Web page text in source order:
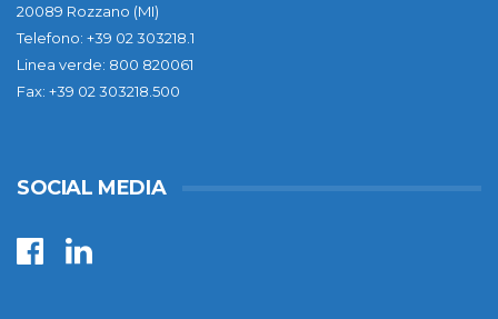
20089 Rozzano (MI)
Telefono: +39 02 303218.1
Linea verde: 800 820061
Fax: +39 02 303218.500
SOCIAL MEDIA